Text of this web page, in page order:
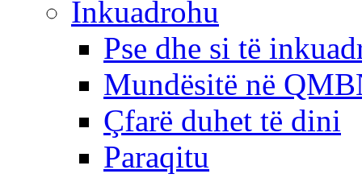
Inkuadrohu
Pse dhe si të
Mundësitë në
Çfarë duhet të dini
Paraqitu